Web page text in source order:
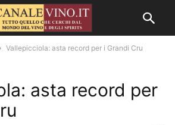
Vallepicciola: asta record per i Grandi Cru
asta record per